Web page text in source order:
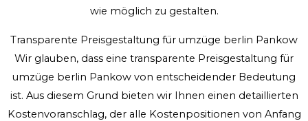
wie möglich zu gestalten.
Transparente Preisgestaltung für umzüge berlin Pankow
Wir glauben, dass eine transparente Preisgestaltung für
umzüge berlin Pankow von entscheidender Bedeutung
ist. Aus diesem Grund bieten wir Ihnen einen detaillierten
Kostenvoranschlag, der alle Kostenpositionen von Anfang